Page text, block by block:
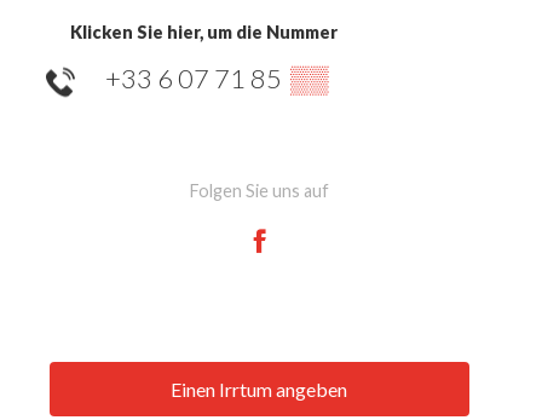
Klicken Sie hier, um die Nummer
+33 6 07 71 85 ▒▒
Folgen Sie uns auf
Einen Irrtum angeben